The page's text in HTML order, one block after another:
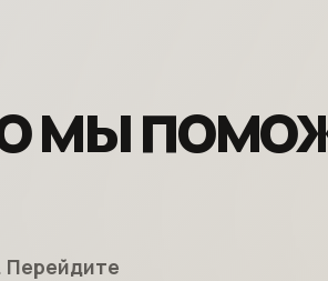
мы
Перейдите